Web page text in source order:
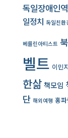
독일장애인
일정치 독일친환
베를린아티스트
벨트 이민
한삶책모임
단 해외여행 홍